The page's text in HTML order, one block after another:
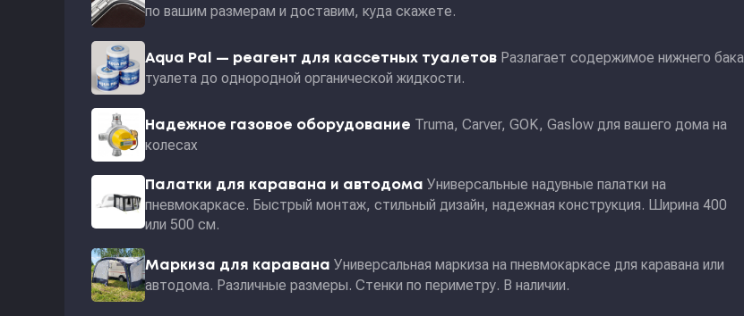
по вашим размерам и доставим, куда скажете.
Aqua Pal — pеагент для кассетных туалетов Разлагает содержимое нижнего бака
туалета до однородной органической жидкости.
Надежное газовое оборудование Truma, Carver, GOK, Gaslow для вашего дома на
колесах
Палатки для каравана и автодома Универсальные надувные палатки на
пневмокаркасе. Быстрый монтаж, стильный дизайн, надежная конструкция. Ширина 400
или 500 см.
Маркиза для каравана Универсальная маркиза на пневмокаркасе для каравана или
автодома. Различные размеры. Стенки по периметру. В наличии.